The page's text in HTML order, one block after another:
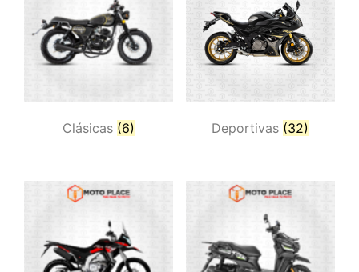
Clásicas (6) Deportivas (32)